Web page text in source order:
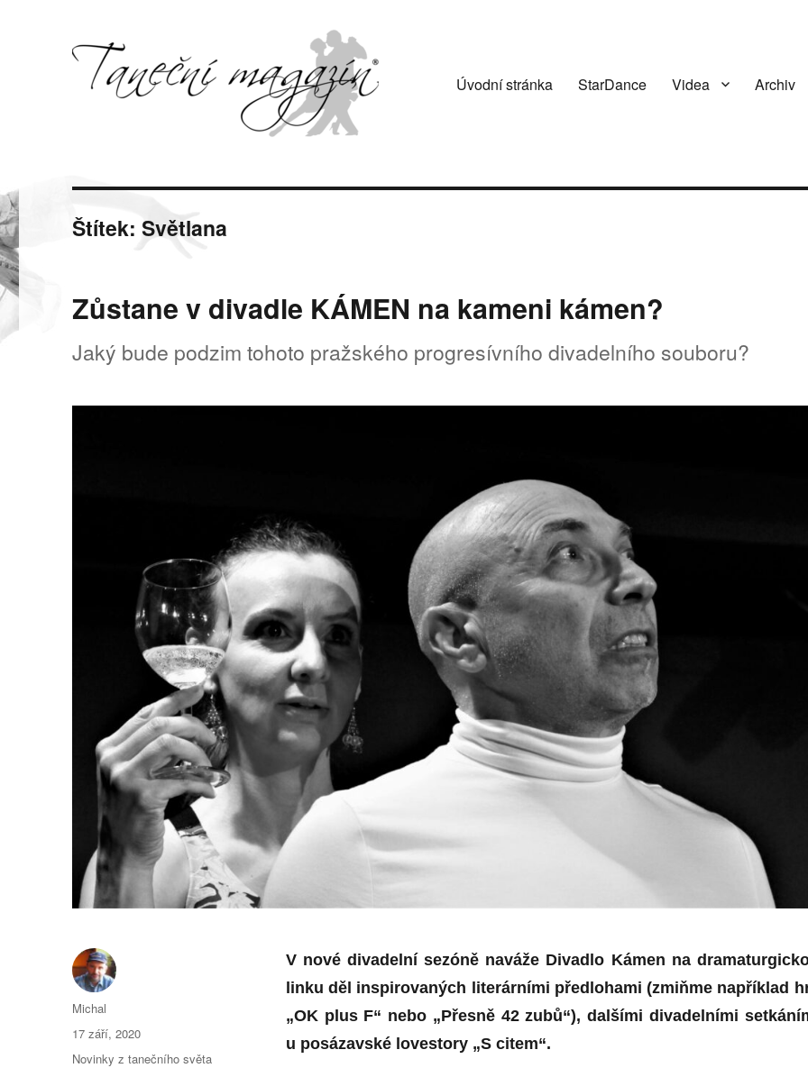
Úvodní stránka StarDance Videa Archiv
Štítek:Světlana
Zůstane v divadle KÁMEN na kameni kámen?
Jaký bude podzim tohoto pražského progresívního divadelního souboru?
V nové divadelní sezóně naváže Divadlo Kámen na
linku děl inspirovaných literárními předlohami (zmiňme například
„OK plus F“ nebo „Přesně 42 zubů“), dalšími divadelními
u posázavské lovestory „S citem“.
Autor:
Michal
Publikováno:
17 září, 2020
Rubriky:
Novinky z tanečního světa